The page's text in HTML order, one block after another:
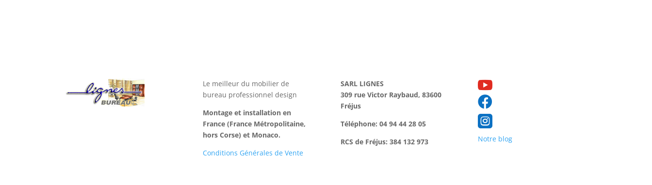
Le meilleur du mobilier de
bureau professionnel design
Montage et installation en
France (France Métropolitaine,
hors Corse) et Monaco.
Conditions Générales de Vente
SARL LIGNES
309 rue Victor Raybaud, 83600
Fréjus
Téléphone: 04 94 44 28 05
RCS de Fréjus: 384 132 973



Notre blog